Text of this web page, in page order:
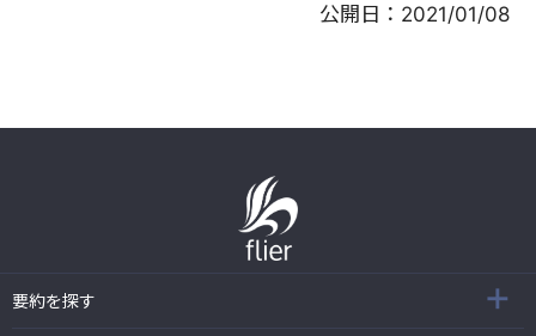
公開日： 2021/01/08
要約を探す